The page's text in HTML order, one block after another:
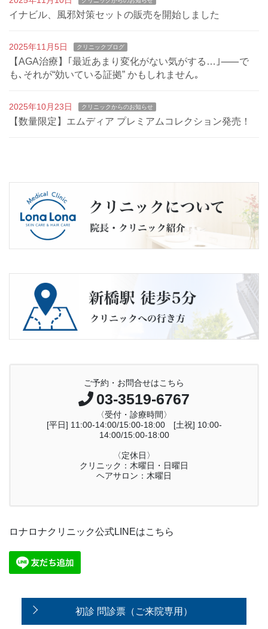
イナビル、風邪対策セットの販売を開始しました
2025年11月5日 クリニックブログ
【AGA治療】｢最近あまり変化がない気がする…｣⸺で
も､それが“効いている証拠” かもしれません｡
2025年10月23日 クリニックからのお知らせ
【数量限定】エムディア プレミアムコレクション発売！
ご予約・お問合せはこちら
03-3519-6767
〈受付・診療時間〉
[平日] 11:00-14:00/15:00-18:00 [土祝] 10:00-
14:00/15:00-18:00
〈定休日〉
クリニック：木曜日・日曜日
ヘアサロン：木曜日
ロナロナクリニック公式LINEはこちら
初診 問診票（ご来院専用）